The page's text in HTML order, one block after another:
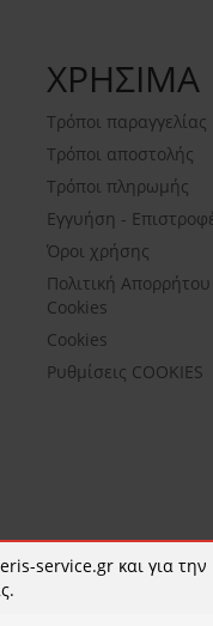
ΧΡΗΣΙΜΑ
Τρόποι παραγγελίας
Τρόποι αποστολής
Τρόποι πληρωμής
Εγγυήση -
Όροι χρήσης
Πολιτική Απορρήτου
Cookies
Cookies
Ρυθμίσεις COOKIES
service.gr και για